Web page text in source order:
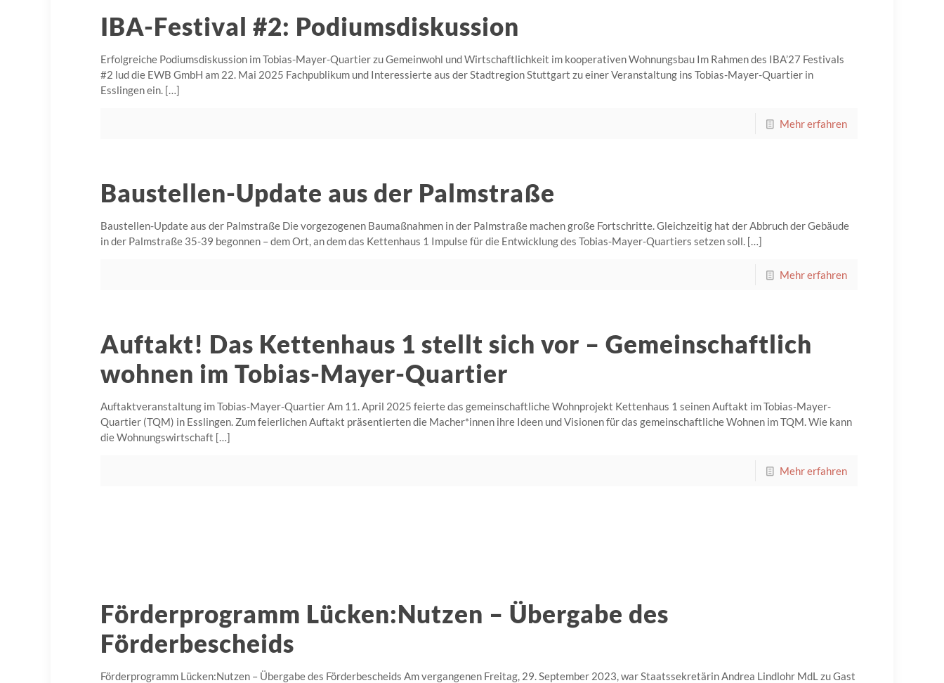
IBA-Festival #2: Podiumsdiskussion
Erfolgreiche Podiumsdiskussion im Tobias-Mayer-Quartier zu Gemeinwohl und Wirtschaftlichkeit im kooperativen Wohnungsbau Im Rahmen des IBA’27 Festivals
#2 lud die EWB GmbH am 22. Mai 2025 Fachpublikum und Interessierte aus der Stadtregion Stuttgart zu einer Veranstaltung ins Tobias-Mayer-Quartier in
Esslingen ein. […]
Mehr erfahren
Baustellen-Update aus der Palmstraße
Baustellen-Update aus der Palmstraße Die vorgezogenen Baumaßnahmen in der Palmstraße machen große Fortschritte. Gleichzeitig hat der Abbruch der Gebäude
in der Palmstraße 35-39 begonnen – dem Ort, an dem das Kettenhaus 1 Impulse für die Entwicklung des Tobias-Mayer-Quartiers setzen soll. […]
Mehr erfahren
Auftakt! Das Kettenhaus 1 stellt sich vor – Gemeinschaftlich
wohnen im Tobias-Mayer-Quartier
Auftaktveranstaltung im Tobias-Mayer-Quartier Am 11. April 2025 feierte das gemeinschaftliche Wohnprojekt Kettenhaus 1 seinen Auftakt im Tobias-Mayer-
Quartier (TQM) in Esslingen. Zum feierlichen Auftakt präsentierten die Macher*innen ihre Ideen und Visionen für das gemeinschaftliche Wohnen im TQM. Wie kann
die Wohnungswirtschaft […]
Mehr erfahren
Förderprogramm Lücken:Nutzen – Übergabe des
Förderbescheids
Förderprogramm Lücken:Nutzen – Übergabe des Förderbescheids Am vergangenen Freitag, 29. September 2023, war Staatssekretärin Andrea Lindlohr MdL zu Gast